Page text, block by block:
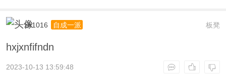
板凳
zh1016 自成一派
hxjxnfifndn
2023-10-13 13:59:48